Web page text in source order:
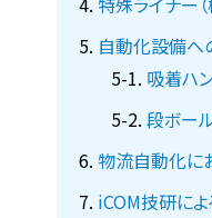
自動化設備へ
吸着ハ
段ボー
物流自動化に
iCOM技研によ